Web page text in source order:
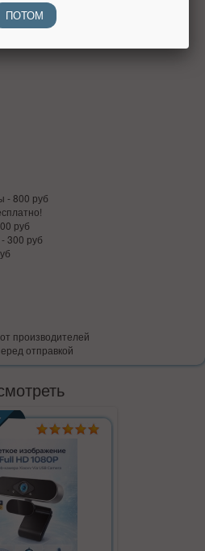
России
- 800 руб
руб
300 руб
производителей
отправкой
ПОТОМ